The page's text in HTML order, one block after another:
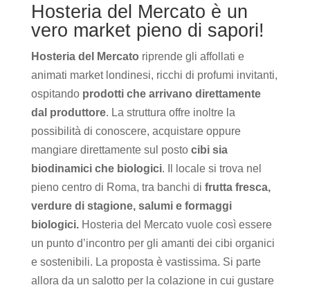
Hosteria del Mercato è un
vero market pieno di sapori!
Hosteria del Mercato riprende gli affollati e
animati market londinesi, ricchi di profumi invitanti,
ospitando prodotti che arrivano direttamente
dal produttore. La struttura offre inoltre la
possibilità di conoscere, acquistare oppure
mangiare direttamente sul posto cibi sia
biodinamici che biologici. Il locale si trova nel
pieno centro di Roma, tra banchi di frutta fresca,
verdure di stagione, salumi e formaggi
biologici.Hosteria del Mercato vuole così essere
un punto d’incontro per gli amanti dei cibi organici
e sostenibili. La proposta è vastissima. Si parte
allora da un salotto per la colazione in cui gustare